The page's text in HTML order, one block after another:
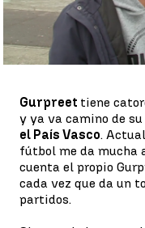
Publicado:
01 de
Gurpreet tiene
y ya va camino de
el País Vasco.
fútbol me da mucha
cuenta el propio
cada vez que da un
partidos.